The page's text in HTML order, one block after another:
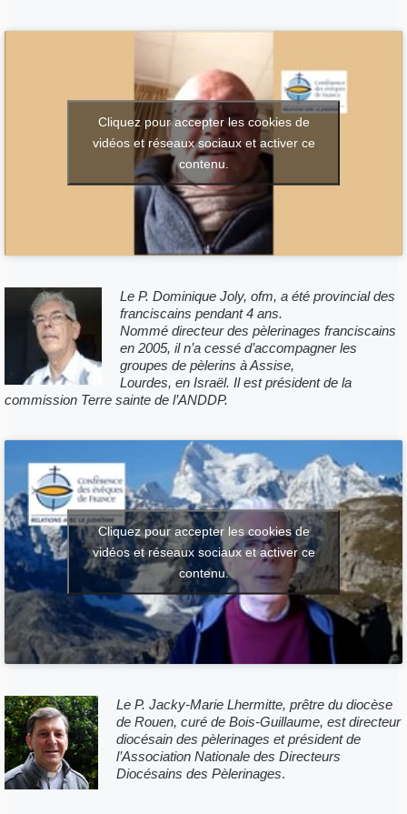
Cliquez pour accepter les cookies de
vidéos et réseaux sociaux et activer ce
contenu.
Le P. Dominique Joly, ofm, a été provincial des
franciscains pendant 4 ans.
Nommé directeur des pèlerinages franciscains
en 2005, il n’a cessé d’accompagner les
groupes de pèlerins à Assise,
Lourdes, en Israël. Il est président de la
commission Terre sainte de l’ANDDP.
Cliquez pour accepter les cookies de
vidéos et réseaux sociaux et activer ce
contenu.
Le P. Jacky-Marie Lhermitte, prêtre du diocèse
de Rouen, curé de Bois-Guillaume, est directeur
diocésain des pèlerinages et président de
l’Association Nationale des Directeurs
Diocésains des Pèlerinages.